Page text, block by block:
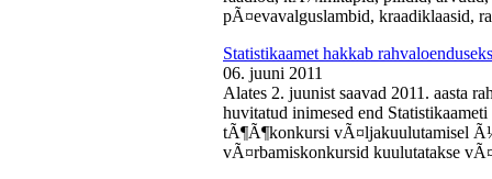
pÃ¤evavalguslambid, kraadiklaasid,
Statistikaamet hakkab
06. juuni 2011
Alates 2. juunist saavad 2011. aasta
huvitatud inimesed end
tÃ¶Ã¶konkursi vÃ¤ljakuulutamisel
vÃ¤rbamiskonkursid kuulutatakse